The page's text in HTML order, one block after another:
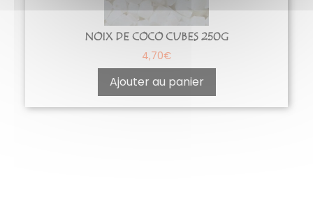
NOIX DE COCO CUBES 250G
4,70€
Ajouter au panier